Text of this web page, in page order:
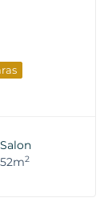
Salon
52m2